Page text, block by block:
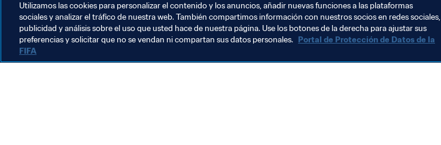
Utilizamos las cookies para personalizar el contenido y los anuncios, añadir nuevas funciones a las plataformas
sociales y analizar el tráfico de nuestra web. También compartimos información con nuestros socios en redes sociales,
publicidad y análisis sobre el uso que usted hace de nuestra página. Use los botones de la derecha para ajustar sus
preferencias y solicitar que no se vendan ni compartan sus datos personales. Portal de Protección de Datos de la
FIFA